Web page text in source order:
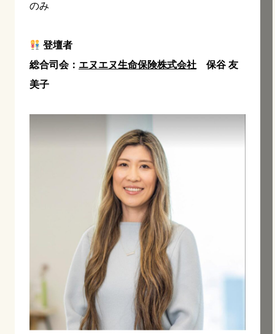
のみ
登壇者
総合司会： エヌエヌ生命保険株式会社 保谷 友
美子